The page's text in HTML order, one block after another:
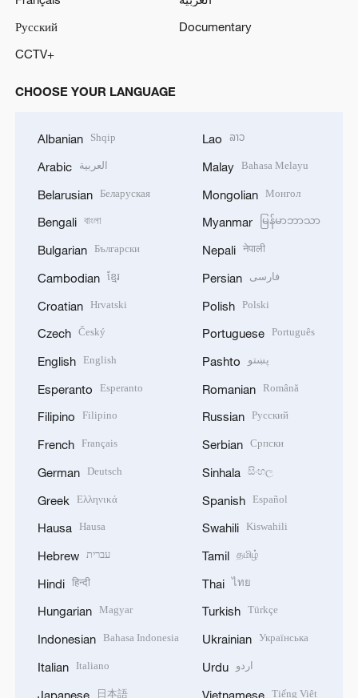
Русский
Documentary
CCTV+
CHOOSE YOUR LANGUAGE
Albanian Shqip
Arabic العربية
Belarusian Беларуская
Bengali বাংলা
Bulgarian Български
Cambodian ខ្មែរ
Croatian Hrvatski
Czech Český
English English
Esperanto Esperanto
Filipino Filipino
French Français
German Deutsch
Greek Ελληνικά
Hausa Hausa
Hebrew עברית
Hindi हिन्दी
Hungarian Magyar
Indonesian Bahasa Indonesia
Italian Italiano
Japanese 日本語
Lao ລາວ
Malay Bahasa Melayu
Mongolian Монгол
Myanmar မြန်မာဘာသာ
Nepali नेपाली
Persian فارسی
Polish Polski
Portuguese Português
Pashto پښتو
Romanian Română
Russian Русский
Serbian Српски
Sinhala සිංහල
Spanish Español
Swahili Kiswahili
Tamil தமிழ்
Thai ไทย
Turkish Türkçe
Ukrainian Українська
Urdu اردو
Vietnamese Tiếng Việt